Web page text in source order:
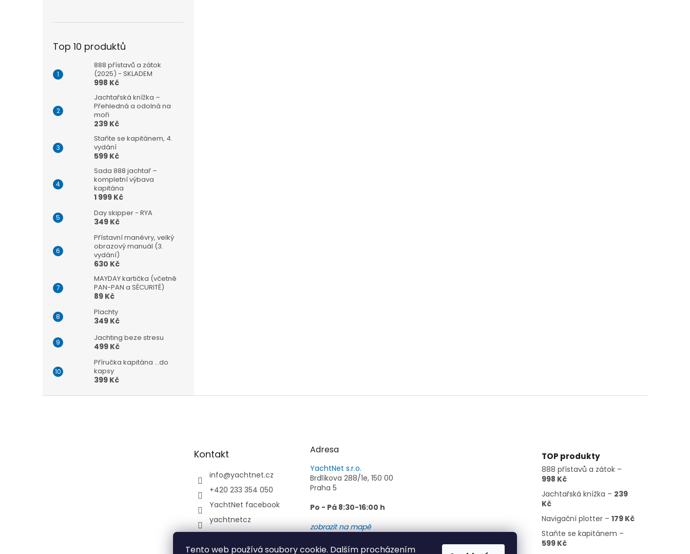
Tento web používá soubory cookie. Dalším procházením
Top 10 produktů
888 přístavů a zátok
(2025) - SKLADEM
998 Kč
Jachtařská knížka –
Přehledná a odolná na
moři
239 Kč
Staňte se kapitánem, 4.
vydání
599 Kč
Sada 888 jachtař –
kompletní výbava
kapitána
1 999 Kč
Day skipper - RYA
349 Kč
Přístavní manévry, velký
obrazový manuál (3.
vydání)
630 Kč
MAYDAY kartička (včetně
PAN-PAN a SÉCURITÉ)
89 Kč
Plachty
349 Kč
Jachting beze stresu
499 Kč
Příručka kapitána ...do
kapsy
399 Kč
Kontakt
info@yachtnet.cz
+420 233 354 050
YachtNet facebook
yachtnetcz
Adresa
YachtNet s.r.o.
Brdlíkova 288/1e, 150 00
Praha 5
Po - Pá 8:30-16:00 h
zobrazit na mapě
TOP produkty
888 přístavů a zátok –
998 Kč
Jachtařská knížka – 239
Kč
Navigační plotter –179 Kč
Staňte se kapitánem –
599 Kč